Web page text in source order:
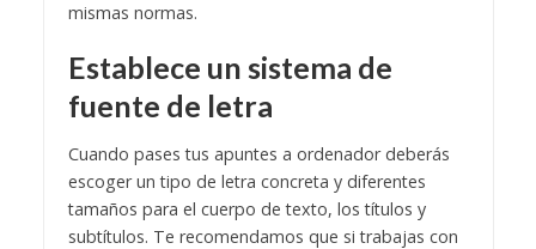
mismas normas.
Establece un sistema de
fuente de letra
Cuando pases tus apuntes a ordenador deberás
escoger un tipo de letra concreta y diferentes
tamaños para el cuerpo de texto, los títulos y
subtítulos. Te recomendamos que si trabajas con